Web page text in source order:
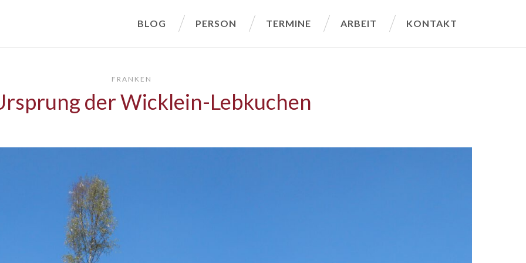
BLOG PERSON TERMINE ARBEIT KONTAKT
FRANKEN
der Wicklein-Lebkuchen